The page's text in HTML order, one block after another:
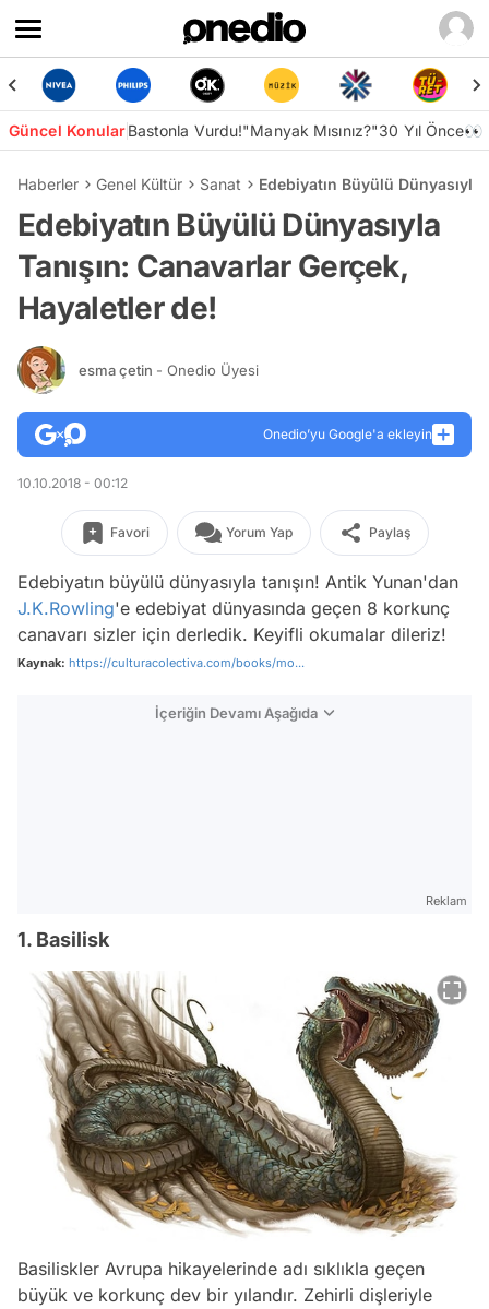
Güncel KonularBastonla Vurdu!"Manyak Mısınız?"30 Yıl Önce👀
Haberler Genel Kültür Sanat Edebiyatın Büyülü
Edebiyatın Büyülü Dünyasıyla
Tanışın: Canavarlar Gerçek,
Hayaletler de!
esma çetin - Onedio Üyesi
Onedio’yu Google'a ekleyin
10.10.2018 - 00:12
Favori Yorum Yap Paylaş
Edebiyatın büyülü dünyasıyla tanışın! Antik Yunan'dan
J.K.Rowling'e edebiyat dünyasında geçen 8 korkunç
canavarı sizler için derledik. Keyifli okumalar dileriz!
Kaynak: https://culturacolectiva.com/books/mo...
İçeriğin Devamı Aşağıda
Reklam
1. Basilisk
Basiliskler Avrupa hikayelerinde adı sıklıkla geçen
büyük ve korkunç dev bir yılandır. Zehirli dişleriyle